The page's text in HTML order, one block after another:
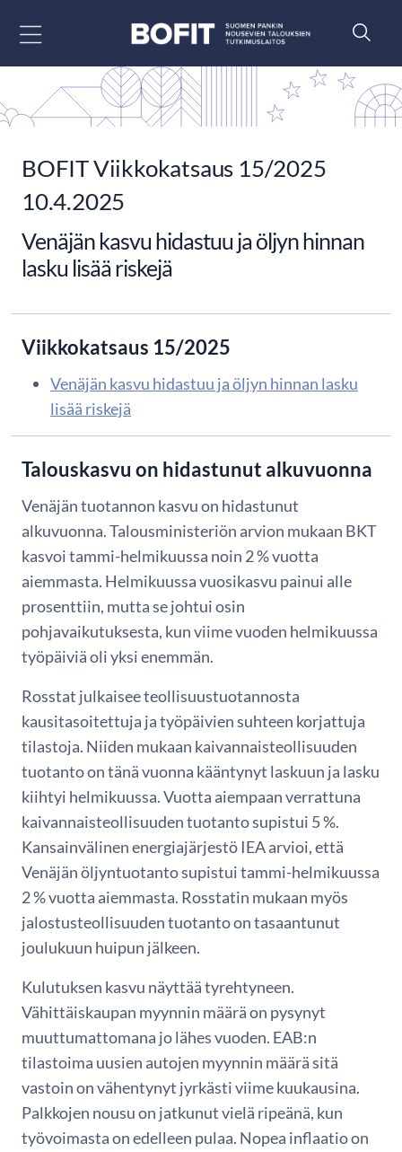
BOFIT Viikkokatsaus 15/2025
10.4.2025
Venäjän kasvu hidastuu ja öljyn hinnan
lasku lisää riskejä
Viikkokatsaus 15/2025
Venäjän kasvu hidastuu ja öljyn hinnan lasku
lisää riskejä
Talouskasvu on hidastunut alkuvuonna
Venäjän tuotannon kasvu on hidastunut
alkuvuonna. Talousministeriön arvion mukaan BKT
kasvoi tammi-helmikuussa noin 2 % vuotta
aiemmasta. Helmikuussa vuosikasvu painui alle
prosenttiin, mutta se johtui osin
pohjavaikutuksesta, kun viime vuoden helmikuussa
työpäiviä oli yksi enemmän.
Rosstat julkaisee teollisuustuotannosta
kausitasoitettuja ja työpäivien suhteen korjattuja
tilastoja. Niiden mukaan kaivannaisteollisuuden
tuotanto on tänä vuonna kääntynyt laskuun ja lasku
kiihtyi helmikuussa. Vuotta aiempaan verrattuna
kaivannaisteollisuuden tuotanto supistui 5 %.
Kansainvälinen energiajärjestö IEA arvioi, että
Venäjän öljyntuotanto supistui tammi-helmikuussa
2 % vuotta aiemmasta. Rosstatin mukaan myös
jalostusteollisuuden tuotanto on tasaantunut
joulukuun huipun jälkeen.
Kulutuksen kasvu näyttää tyrehtyneen.
Vähittäiskaupan myynnin määrä on pysynyt
muuttumattomana jo lähes vuoden. EAB:n
tilastoima uusien autojen myynnin määrä sitä
vastoin on vähentynyt jyrkästi viime kuukausina.
Palkkojen nousu on jatkunut vielä ripeänä, kun
työvoimasta on edelleen pulaa. Nopea inflaatio on